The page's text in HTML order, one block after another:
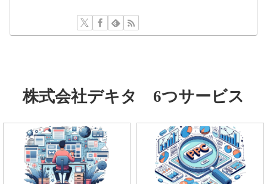
株式会社デキタ 6つサービス